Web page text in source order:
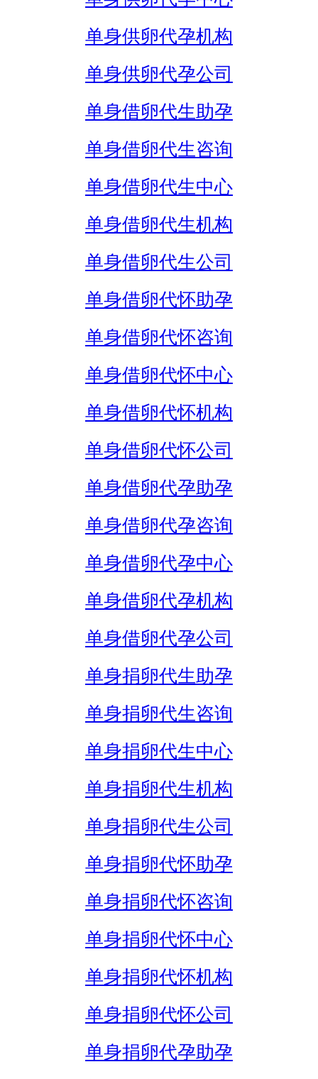
单身供卵代孕机构
单身供卵代孕公司
单身借卵代生助孕
单身借卵代生咨询
单身借卵代生中心
单身借卵代生机构
单身借卵代生公司
单身借卵代怀助孕
单身借卵代怀咨询
单身借卵代怀中心
单身借卵代怀机构
单身借卵代怀公司
单身借卵代孕助孕
单身借卵代孕咨询
单身借卵代孕中心
单身借卵代孕机构
单身借卵代孕公司
单身捐卵代生助孕
单身捐卵代生咨询
单身捐卵代生中心
单身捐卵代生机构
单身捐卵代生公司
单身捐卵代怀助孕
单身捐卵代怀咨询
单身捐卵代怀中心
单身捐卵代怀机构
单身捐卵代怀公司
单身捐卵代孕助孕